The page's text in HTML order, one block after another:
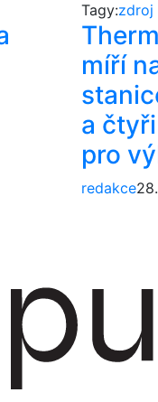
Tagy:zdroj
míří
a
pro
redakce